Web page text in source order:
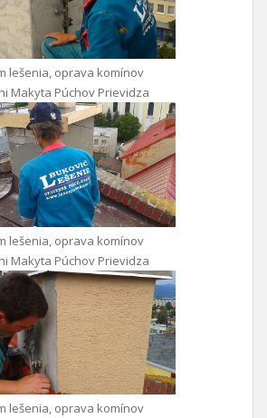
lešenia, oprava komínov
Makyta Púchov Prievidza
lešenia, oprava komínov
Makyta Púchov Prievidza
lešenia, oprava komínov